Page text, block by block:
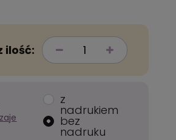
ilość:
z
nadrukiem
bez
nadruku